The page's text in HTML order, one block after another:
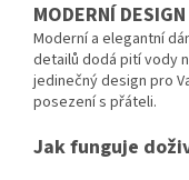
MODERNÍ DESIGN
Moderní a elegantní
detailů dodá pití vody
jedinečný design pro
posezení s přáteli.
Jak funguje